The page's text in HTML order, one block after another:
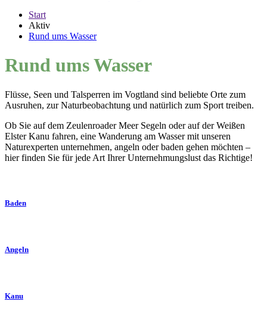
Start
Aktiv
Rund ums Wasser
Rund ums Wasser
Flüsse, Seen und Talsperren im Vogtland sind beliebte Orte zum
Ausruhen, zur Naturbeobachtung und natürlich zum Sport treiben.
Ob Sie auf dem Zeulenroader Meer Segeln oder auf der Weißen
Elster Kanu fahren, eine Wanderung am Wasser mit unseren
Naturexperten unternehmen, angeln oder baden gehen möchten –
hier finden Sie für jede Art Ihrer Unternehmungslust das Richtige!
Baden
Angeln
Kanu